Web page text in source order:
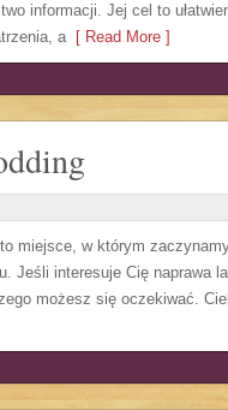
informacji. Jej cel to
a[ Read More ]
miejsce, w którym
Jeśli interesuje Cię naprawa
możesz się oczekiwać.